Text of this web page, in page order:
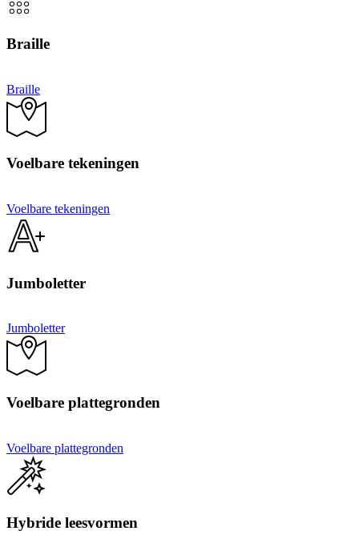
Braille
Braille
Voelbare tekeningen
Voelbare tekeningen
Jumboletter
Jumboletter
Voelbare plattegronden
Voelbare plattegronden
Hybride leesvormen